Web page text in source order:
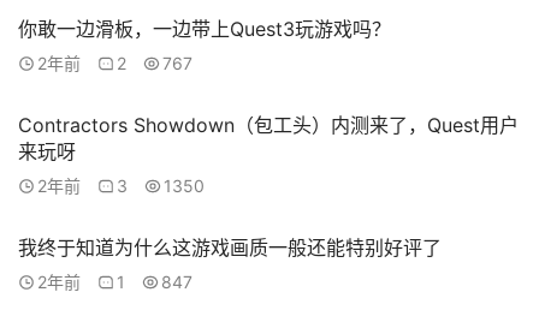
你敢一边滑板，一边带上Quest3玩游戏吗？
2年前 2 767
Contractors Showdown（包工头）内测来了，Quest用户
来玩呀
2年前 3 1350
我终于知道为什么这游戏画质一般还能特别好评了
2年前 1 847